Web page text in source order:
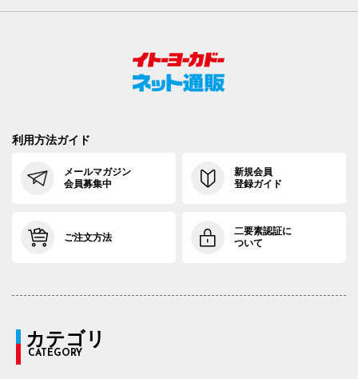
利用方法ガイド
メールマガジン
会員募集中
新規会員
登録ガイド
ご注文方法
二要素認証に
ついて
カテゴリ
CATEGORY